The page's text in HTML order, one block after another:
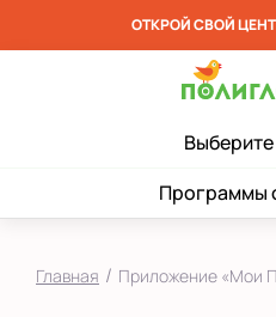
ОТКРОЙ СВОЙ
Программы
Главная / Приложение «Мои